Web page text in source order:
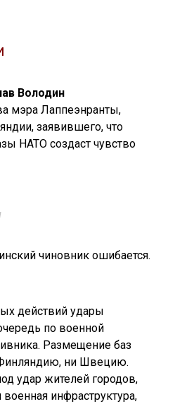
Володин
мэра Лаппеэнранты,
заявившего, что
НАТО создаст чувство
чиновник ошибается.
действий удары
по военной
Размещение баз
ни Швецию.
удар жителей городов,
военная инфраструктура,